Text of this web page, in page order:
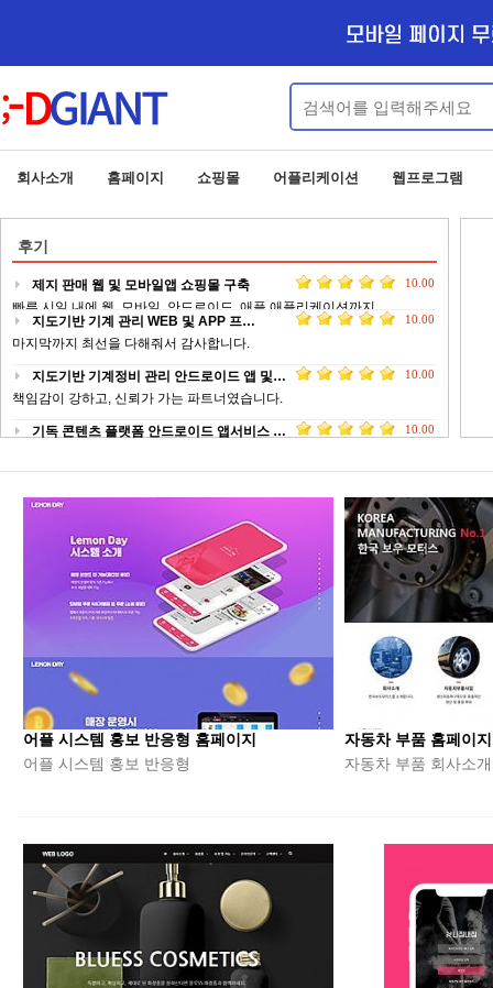
회사소개 홈페이지 쇼핑몰 어플리케이션 웹프로그램
후기
지도기반 기계 관리 WEB 및 APP 프…
마지막까지 최선을 다해줘서 감사합니다.
10.00
지도기반 기계정비 관리 안드로이드 앱 및…
기독 콘텐츠 플랫폼 안드로이드 앱서비스 …
전문적이고 피드백이 빠르게 작업 해주신 점에 대해서 감사드립니다 …
장기 요양 기관 정보제공 안드로이드 앱 …
사장님의 경험에서 우러나온 순조롭고 깔끔한 일 진행으로 잘 마무리…
10.00
위치 기반 식당 정보 제공 및 메뉴판 제…
까다로운 부분이 있었는데도, 전부 잘 맞춰서 제작해주셨습니다. …
10.00
데이팅 하이브리드 앱 디자인 및 개발
기술에 대한 전문성을 가진 대표님이 직접 계약과 조율을 해서 좋았…
o2o 해외 통역 가이드 매칭 앱 서비스…
좀 늦기는 했지만 생각보다 더 잘 만들어 주었습니다. 만들다보니 …
10.00
제지 판매 웹 및 모바일앱 쇼핑몰 구축
빠른 시일 내에 웹, 모바일, 안드로이드, 애플 애플리케이션까지 …
어플 시스템 홍보 반응형 홈페이지
어플 시스템 홍보 반응형
자동차 부품 홈페이지
자동차 부품 회사소개